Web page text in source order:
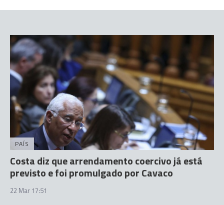
PAÍS
Costa diz que arrendamento coercivo já está
previsto e foi promulgado por Cavaco
22 Mar 17:51